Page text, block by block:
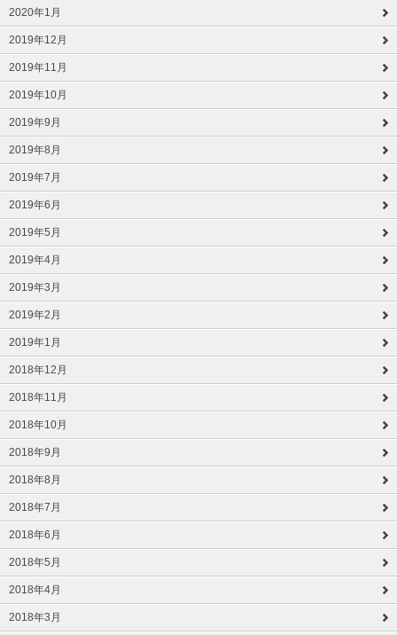
2020年1月
2019年12月
2019年11月
2019年10月
2019年9月
2019年8月
2019年7月
2019年6月
2019年5月
2019年4月
2019年3月
2019年2月
2019年1月
2018年12月
2018年11月
2018年10月
2018年9月
2018年8月
2018年7月
2018年6月
2018年5月
2018年4月
2018年3月